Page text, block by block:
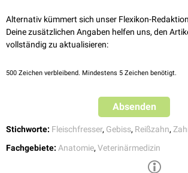
Alternativ kümmert sich unser Flexikon-
Deine zusätzlichen Angaben helfen uns, den
vollständig zu aktualisieren:
500 Zeichen verbleibend. Mindestens 5 Zeichen benötigt.
Absenden
Stichworte: Fleischfresser, Gebiss, Reißzahn,
Fachgebiete: Anatomie, Veterinärmedizin